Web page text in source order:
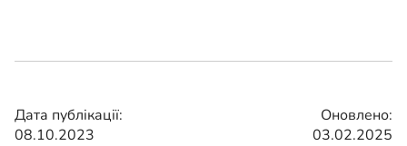
Дата публікації:
08.10.2023
Оновлено:
03.02.2025